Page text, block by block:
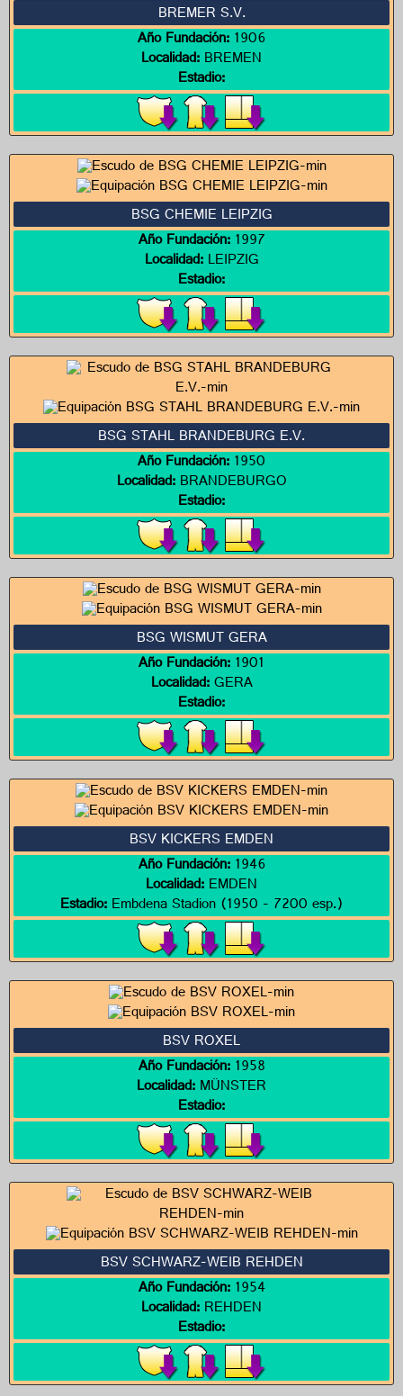
BREMER S.V.
Año Fundación:1906
Localidad:BREMEN
Estadio:
BSG CHEMIE LEIPZIG
Año Fundación:1997
Localidad:LEIPZIG
Estadio:
BSG STAHL BRANDEBURG E.V.
Año Fundación:1950
Localidad:BRANDEBURGO
Estadio:
BSG WISMUT GERA
Año Fundación:1901
Localidad:GERA
Estadio:
BSV KICKERS EMDEN
Año Fundación:1946
Localidad:EMDEN
Estadio:Embdena Stadion (1950 - 7200 esp.)
BSV ROXEL
Año Fundación:1958
Localidad:MÜNSTER
Estadio:
BSV SCHWARZ-WEIB REHDEN
Año Fundación:1954
Localidad:REHDEN
Estadio: